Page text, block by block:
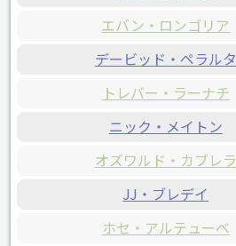
エバン・ロンゴリア
デービッド・ペラルタ
トレバー・ラーナチ
ニック・メイトン
オズワルド・カブレラ
JJ・ブレデイ
ホセ・アルテューベ